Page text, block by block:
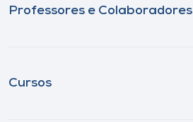
Professores e Colaboradores
Cursos